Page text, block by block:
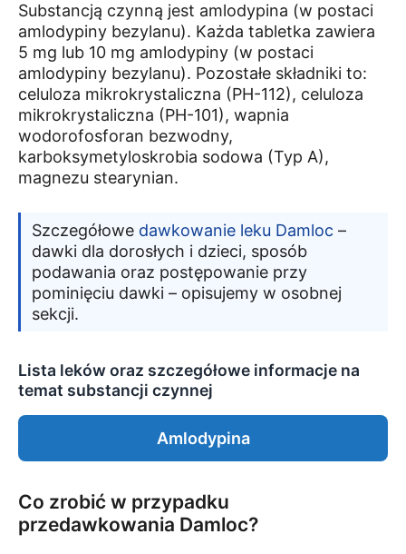
Substancją czynną jest amlodypina (w postaci
amlodypiny bezylanu). Każda tabletka zawiera
5 mg lub 10 mg amlodypiny (w postaci
amlodypiny bezylanu). Pozostałe składniki to:
celuloza mikrokrystaliczna (PH-112), celuloza
mikrokrystaliczna (PH-101), wapnia
wodorofosforan bezwodny,
karboksymetyloskrobia sodowa (Typ A),
magnezu stearynian.
Szczegółowe dawkowanie leku Damloc –
dawki dla dorosłych i dzieci, sposób
podawania oraz postępowanie przy
pominięciu dawki – opisujemy w osobnej
sekcji.
Lista leków oraz szczegółowe informacje na
temat substancji czynnej
Amlodypina
Co zrobić w przypadku
przedawkowania Damloc?